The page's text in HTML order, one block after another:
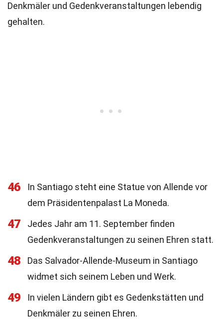
Denkmäler und Gedenkveranstaltungen lebendig
gehalten.
46
In Santiago steht eine Statue von Allende vor
dem Präsidentenpalast La Moneda.
47
Jedes Jahr am 11. September finden
Gedenkveranstaltungen zu seinen Ehren statt.
48
Das Salvador-Allende-Museum in Santiago
widmet sich seinem Leben und Werk.
49
In vielen Ländern gibt es Gedenkstätten und
Denkmäler zu seinen Ehren.